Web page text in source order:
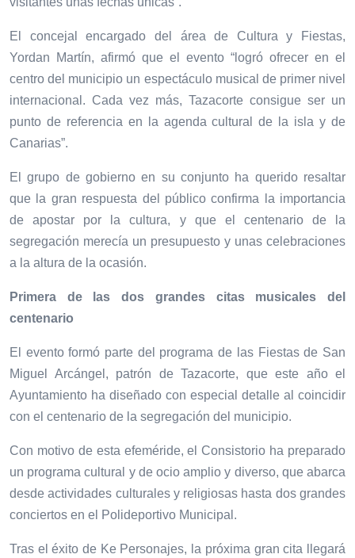
El concejal encargado del área de Cultura y Fiestas,
Yordan Martín, afirmó que el evento “logró ofrecer en el
centro del municipio un espectáculo musical de primer nivel
internacional. Cada vez más, Tazacorte consigue ser un
punto de referencia en la agenda cultural de la isla y de
Canarias”.
El grupo de gobierno en su conjunto ha querido resaltar
que la gran respuesta del público confirma la importancia
de apostar por la cultura, y que el centenario de la
segregación merecía un presupuesto y unas celebraciones
a la altura de la ocasión.
Primera de las dos grandes citas musicales del
centenario
El evento formó parte del programa de las Fiestas de San
Miguel Arcángel, patrón de Tazacorte, que este año el
Ayuntamiento ha diseñado con especial detalle al coincidir
con el centenario de la segregación del municipio.
Con motivo de esta efeméride, el Consistorio ha preparado
un programa cultural y de ocio amplio y diverso, que abarca
desde actividades culturales y religiosas hasta dos grandes
conciertos en el Polideportivo Municipal.
Tras el éxito de Ke Personajes, la próxima gran cita llegará